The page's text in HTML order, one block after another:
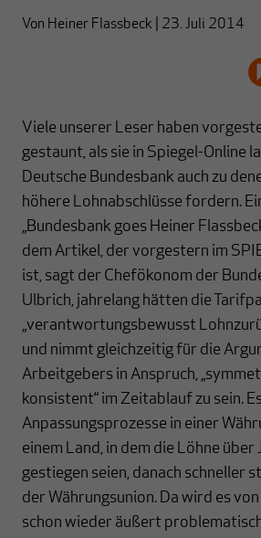
Von Heiner Flassbeck 23. Juli 2014
Viele unserer Leser haben
gestaunt, als sie in Spiegel-Online
Deutsche Bundesbank auch zu
höhere Lohnabschlüsse fordern.
„Bundesbank goes Heiner
dem Artikel, der vorgestern im
ist, sagt der Chefökonom der
Ulbrich, jahrelang hätten die
„verantwortungsbewusst
und nimmt gleichzeitig für die
Arbeitgebers in Anspruch,
konsistent“ im Zeitablauf zu sein.
Anpassungsprozesse in einer
einem Land, in dem die Löhne über
gestiegen seien, danach schneller
der Währungsunion. Da wird es
schon wieder äußert